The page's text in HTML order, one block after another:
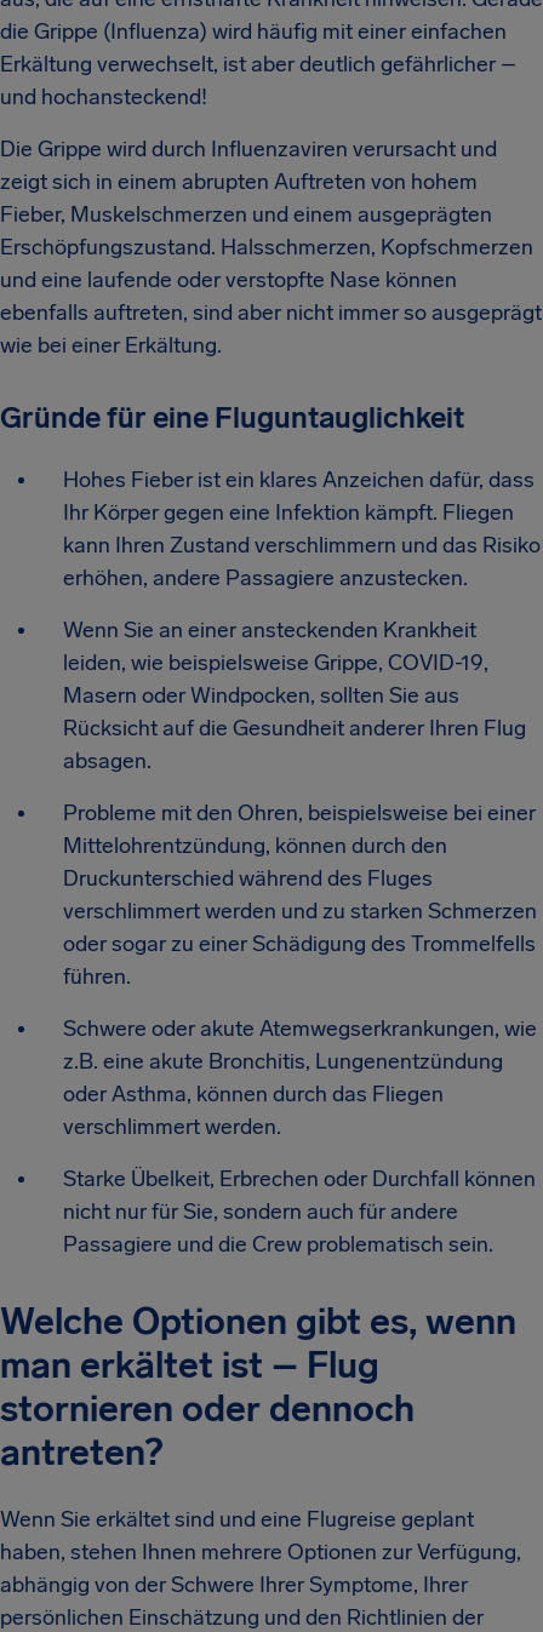
die Grippe (Influenza) wird häufig mit einer einfachen
Erkältung verwechselt, ist aber deutlich gefährlicher –
und hochansteckend!
Die Grippe wird durch Influenzaviren verursacht und
zeigt sich in einem abrupten Auftreten von hohem
Fieber, Muskelschmerzen und einem ausgeprägten
Erschöpfungszustand. Halsschmerzen, Kopfschmerzen
und eine laufende oder verstopfte Nase können
ebenfalls auftreten, sind aber nicht immer so ausgeprägt
wie bei einer Erkältung.
Gründe für eine Fluguntauglichkeit
Hohes Fieber ist ein klares Anzeichen dafür, dass
Ihr Körper gegen eine Infektion kämpft. Fliegen
kann Ihren Zustand verschlimmern und das Risiko
erhöhen, andere Passagiere anzustecken.
Wenn Sie an einer ansteckenden Krankheit
leiden, wie beispielsweise Grippe, COVID-19,
Masern oder Windpocken, sollten Sie aus
Rücksicht auf die Gesundheit anderer Ihren Flug
absagen.
Probleme mit den Ohren, beispielsweise bei einer
Mittelohrentzündung, können durch den
Druckunterschied während des Fluges
verschlimmert werden und zu starken Schmerzen
oder sogar zu einer Schädigung des Trommelfells
führen.
Schwere oder akute Atemwegserkrankungen, wie
z.B. eine akute Bronchitis, Lungenentzündung
oder Asthma, können durch das Fliegen
verschlimmert werden.
Starke Übelkeit, Erbrechen oder Durchfall können
nicht nur für Sie, sondern auch für andere
Passagiere und die Crew problematisch sein.
Welche Optionen gibt es, wenn
man erkältet ist – Flug
stornieren oder dennoch
antreten?
Wenn Sie erkältet sind und eine Flugreise geplant
haben, stehen Ihnen mehrere Optionen zur Verfügung,
abhängig von der Schwere Ihrer Symptome, Ihrer
persönlichen Einschätzung und den Richtlinien der